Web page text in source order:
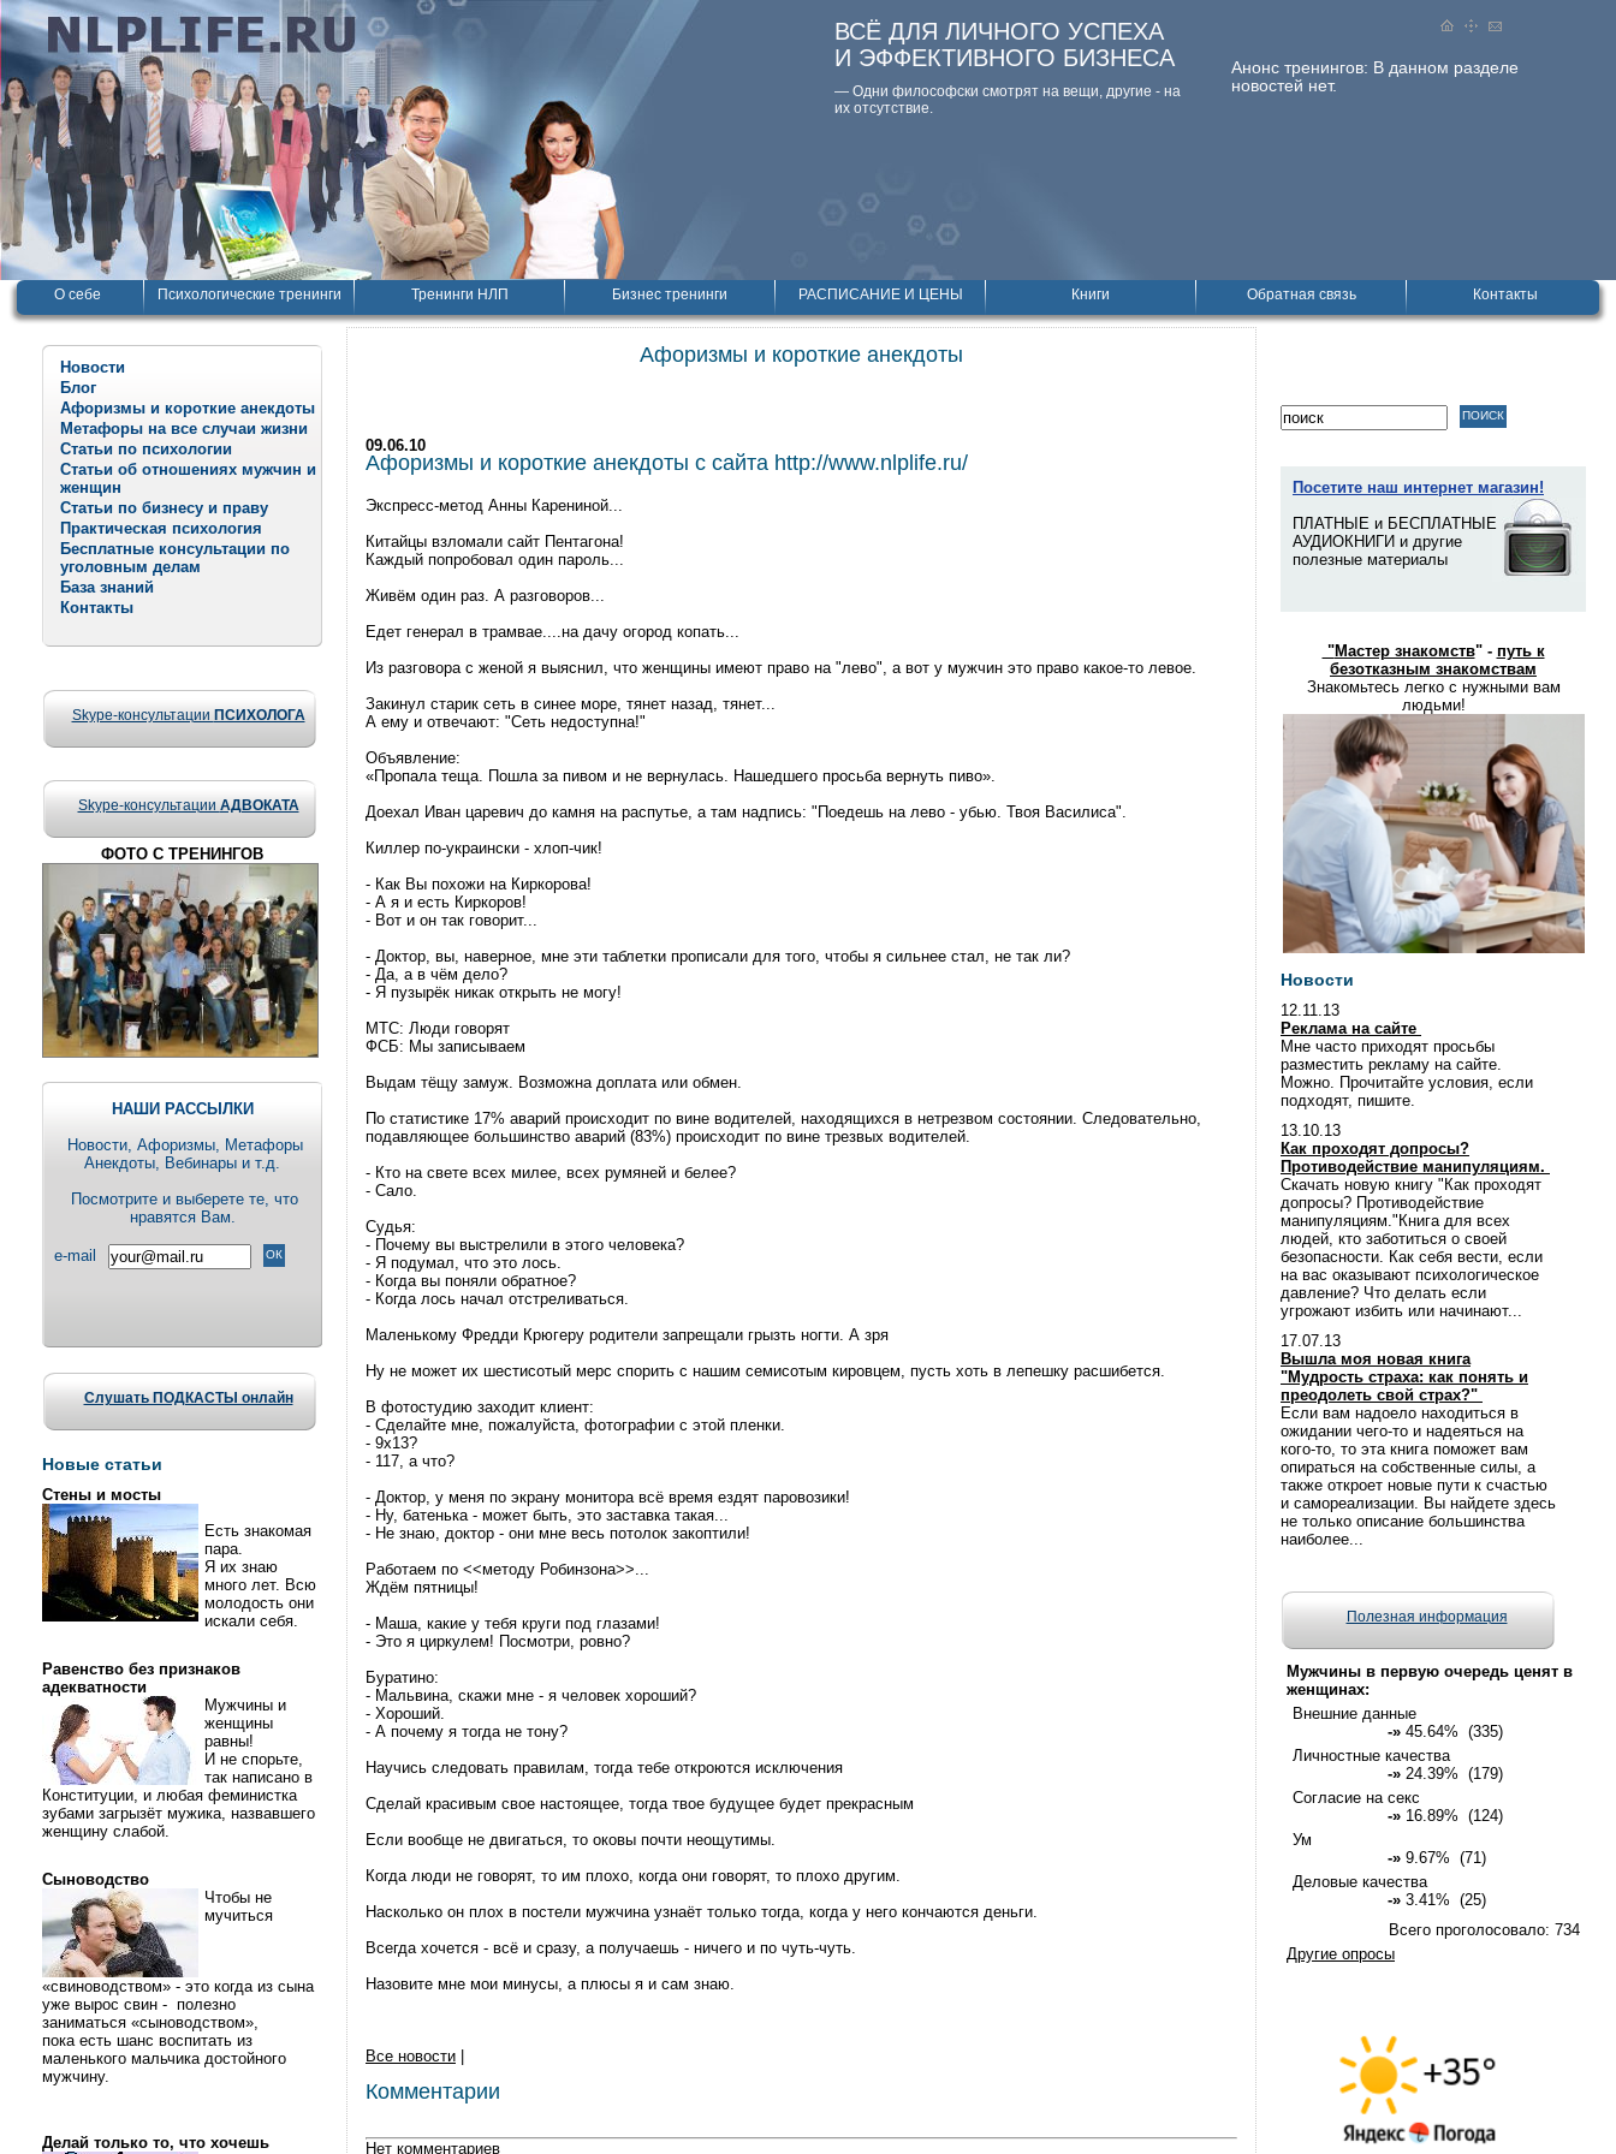
Анонс тренингов: В данном разделе
новостей нет.
ВСЁ ДЛЯ ЛИЧНОГО УСПЕХА
И ЭФФЕКТИВНОГО БИЗНЕСА
— Одни философски смотpят на вещи, дpугие - на
их отсутствие.
О себе Психологические тренинги Тренинги НЛП Бизнес тренинги РАСПИСАНИЕ И ЦЕНЫ Книги Обратная связь Контакты
Новости
Блог
Афоризмы и короткие анекдоты
Метафоры на все случаи жизни
Статьи по психологии
Статьи об отношениях мужчин и
женщин
Статьи по бизнесу и праву
Практическая психология
Бесплатные консультации по
уголовным делам
База знаний
Контакты
Skype-консультации ПСИХОЛОГА
Skype-консультации АДВОКАТА
ФОТО С ТРЕНИНГОВ
НАШИ РАССЫЛКИ
Новости, Aфоризмы, Метафоры
Анекдоты, Вебинары и т.д.
Посмотрите и выберете те, что
нравятся Вам.
e-mail
Слушать ПОДКАСТЫ онлайн
Новые статьи
Стены и мосты
Есть знакомая
пара.
Я их знаю
много лет. Всю
молодость они
искали себя.
Равенство без признаков
адекватности
Мужчины и
женщины
равны!
И не спорьте,
так написано в
Конституции, и любая феминистка
зубами загрызёт мужика, назвавшего
женщину слабой.
Сыноводство
Чтобы не
мучиться
«свиноводством» - это когда из сына
уже вырос свин - полезно
заниматься «сыноводством»,
пока есть шанс воспитать из
маленького мальчика достойного
мужчину.
Делай только то, что хочешь
Афоризмы и короткие анекдоты
09.06.10
Афоризмы и короткие анекдоты с сайта http://www.nlplife.ru/
Экспресс-метод Анны Карениной...
Китайцы взломали сайт Пентагона!
Каждый попробовал один пароль...
Живём один раз. А разговоров...
Едет генерал в трамвае....на дачу огород копать...
Из разговора с женой я выяснил, что женщины имеют право на "лево", а вот у мужчин это право какое-то левое.
Закинул старик сеть в синее море, тянет назад, тянет...
А ему и отвечают: "Сеть недоступна!"
Объявление:
«Пропала теща. Пошла за пивом и не вернулась. Нашедшего просьба вернуть пиво».
Доехал Иван царевич до камня на распутье, а там надпись: "Поедешь на лево - убью. Твоя Василиса".
Киллер по-украински - хлоп-чик!
- Как Вы похожи на Киркорова!
- А я и есть Киркоров!
- Вот и он так говорит...
- Доктор, вы, наверное, мне эти таблетки прописали для того, чтобы я сильнее стал, не так ли?
- Да, а в чём дело?
- Я пузырёк никак открыть не могу!
МТС: Люди говорят
ФСБ: Мы записываем
Выдам тёщу замуж. Возможна доплата или обмен.
По статистике 17% аварий происходит по вине водителей, находящихся в нетрезвом состоянии. Следовательно,
подавляющее большинство аварий (83%) происходит по вине трезвых водителей.
- Кто на свете всех милее, всех румяней и белее?
- Сало.
Судья:
- Почему вы выстрелили в этого человека?
- Я подумал, что это лось.
- Когда вы поняли обратное?
- Когда лось начал отстреливаться.
Маленькому Фредди Крюгеру родители запрещали грызть ногти. А зря
Ну не может их шестисотый мерс спорить с нашим семисотым кировцем, пусть хоть в лепешку расшибется.
В фотостудию заходит клиент:
- Сделайте мне, пожалуйста, фотографии с этой пленки.
- 9х13?
- 117, а что?
- Доктор, у меня по экрану монитора всё время ездят паровозики!
- Ну, батенька - может быть, это заставка такая...
- Не знаю, доктор - они мне весь потолок закоптили!
Работаем по <<методу Робинзона>>...
Ждём пятницы!
- Маша, какие у тебя круги под глазами!
- Это я циркулем! Посмотри, ровно?
Буратино:
- Мальвина, скажи мне - я человек хороший?
- Хороший.
- А почему я тогда не тону?
Научись следовать правилам, тогда тебе откроются исключения
Сделай красивым свое настоящее, тогда твое будущее будет прекрасным
Если вообще не двигаться, то оковы почти неощутимы.
Когда люди не говорят, то им плохо, когда они говорят, то плохо другим.
Насколько он плох в постели мужчина узнаёт только тогда, когда у него кончаются деньги.
Всегда хочется - всё и сразу, а получаешь - ничего и по чуть-чуть.
Назовите мне мои минусы, а плюсы я и сам знаю.
Все новости
Комментарии
Нет комментариев
Посетите наш интернет магазин!
ПЛАТНЫЕ и БЕСПЛАТНЫЕ
АУДИОКНИГИ и другие
полезные материалы
"Мастер знакомств" - путь к
безотказным знакомствам
Знакомьтесь легко с нужными вам
людьми!
Новости
12.11.13
Реклама на сайте
Мне часто приходят просьбы
разместить рекламу на сайте.
Можно. Прочитайте условия, если
подходят, пишите.
13.10.13
Как проходят допросы?
Противодействие манипуляциям.
Скачать новую книгу "Как проходят
допросы? Противодействие
манипуляциям."Книга для всех
людей, кто заботиться о своей
безопасности. Как себя вести, если
на вас оказывают психологическое
давление? Что делать если
угрожают избить или начинают...
17.07.13
Вышла моя новая книга
"Мудрость страха: как понять и
преодолеть свой страх?"
Если вам надоело находиться в
ожидании чего-то и надеяться на
кого-то, то эта книга поможет вам
опираться на собственные силы, а
также откроет новые пути к счастью
и самореализации. Вы найдете здесь
не только описание большинства
наиболее...
Полезная информация
Мужчины в первую очередь ценят в
женщинах:
Внешние данные
-» 45.64% (335)
Личностные качества
-» 24.39% (179)
Согласие на секс
-» 16.89% (124)
Ум
-» 9.67% (71)
Деловые качества
-» 3.41% (25)
Всего проголосовало: 734
Другие опросы